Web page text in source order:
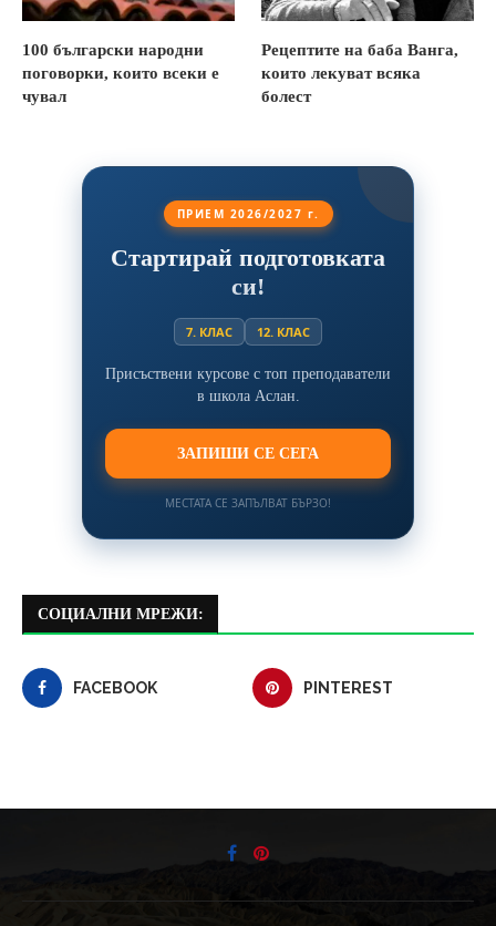
100 български народни
поговорки, които всеки е
чувал
Рецептите на баба Ванга,
които лекуват всяка
болест
ПРИЕМ 2026/2027 г.
Стартирай подготовката
си!
7. КЛАС 12. КЛАС
Присъствени курсове с топ преподаватели
в школа Аслан.
ЗАПИШИ СЕ СЕГА
МЕСТАТА СЕ ЗАПЪЛВАТ БЪРЗО!
СОЦИАЛНИ МРЕЖИ:
FACEBOOK PINTEREST